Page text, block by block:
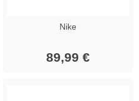
Nike
89,99 €